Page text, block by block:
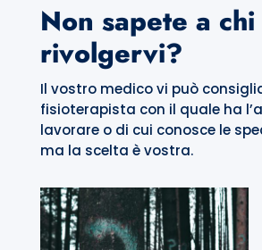
Non sapete a chi
rivolgervi?
Il vostro medico vi può
fisioterapista con il quale ha
lavorare o di cui conosce le
ma la scelta è vostra.